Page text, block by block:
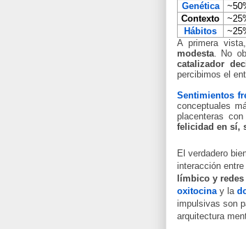
Genética
Contexto
Hábitos
A primera vista,
modesta. No
catalizador
percibimos el
Sentimientos
conceptuales
placenteras
felicidad en sí,
El verdadero
interacción
límbico y
oxitocinay la
impulsivas son
arquitectura